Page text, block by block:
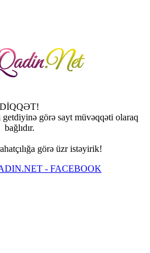
DİQQƏT!
görə sayt müvəqqəti olaraq
bağlıdır.
görə üzr istəyirik!
- FACEBOOK